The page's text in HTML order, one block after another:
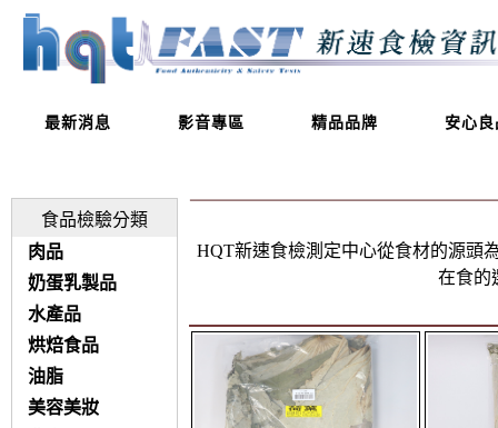
最新消息 影音專區 精品品牌 安心良
食品檢驗分類
肉品
奶蛋乳製品
水產品
烘焙食品
油脂
美容美妝
HQT新速食檢測定中心從食材的源頭
在食的